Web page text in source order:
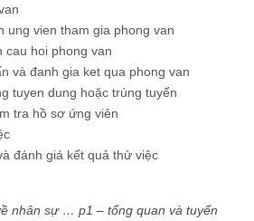
ung vien tham gia phong van
cau hoi phong van
và đanh gia ket qua phong van
tuyen dung hoặc trúng tuyển
tra hồ sơ ứng viên
đánh giá kết quả thử việc
nhân sự … p1 – tổng quan và tuyển